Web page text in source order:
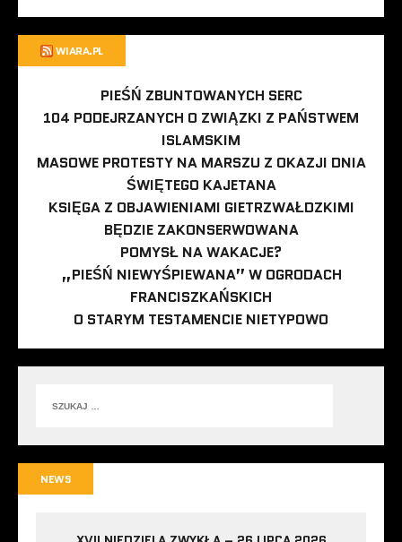
WIARA.PL
PIEŚŃ ZBUNTOWANYCH SERC
104 PODEJRZANYCH O ZWIĄZKI Z PAŃSTWEM
ISLAMSKIM
MASOWE PROTESTY NA MARSZU Z OKAZJI DNIA
ŚWIĘTEGO KAJETANA
KSIĘGA Z OBJAWIENIAMI GIETRZWAŁDZKIMI
BĘDZIE ZAKONSERWOWANA
POMYSŁ NA WAKACJE?
„PIEŚŃ NIEWYŚPIEWANA” W OGRODACH
FRANCISZKAŃSKICH
O STARYM TESTAMENCIE NIETYPOWO
NEWS